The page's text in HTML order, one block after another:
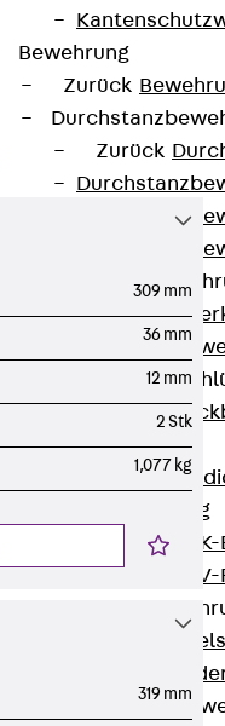
Bewehrung
Zurück
Zurück
Zurück
Zurück
FERBOX®
GFK-Bewehrung
Zurück
FIBERNOX®
309 mm
36 mm
12 mm
2 Stk
1,077 kg
319 mm